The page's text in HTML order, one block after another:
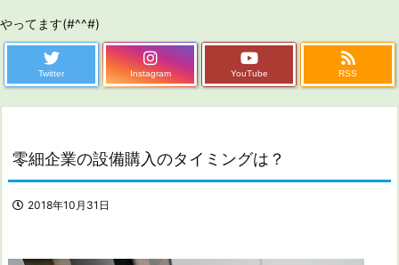
やってます(#^^#)
Twitter Instagram YouTube RSS
零細企業の設備購入のタイミングは？
2018年10月31日